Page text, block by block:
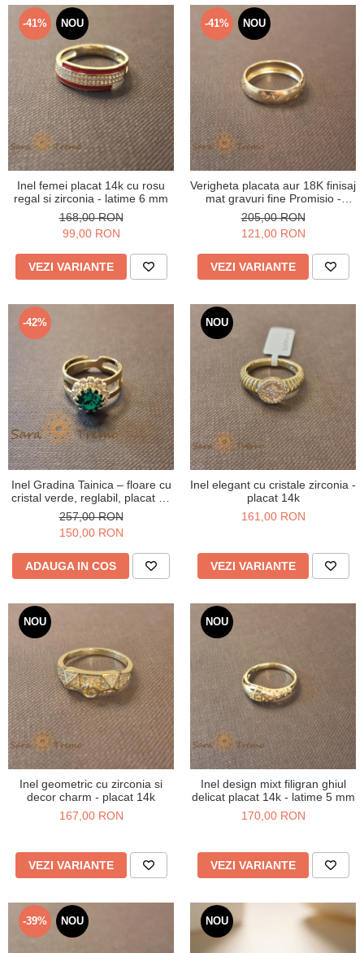
Bijuterii pentru barbati
Lanturi
Bratari
Talismane
Verighete
Bijuterii din argint placate cu aur
24K
-41% NOU
Inel femei placat 14k cu rosu
regal si zirconia - latime 6 mm
168,00 RON
99,00 RON
VEZI VARIANTE
-41% NOU
Verigheta placata aur 18K finisaj
mat gravuri fine Promisio -
latime 4 mm
205,00 RON
121,00 RON
VEZI VARIANTE
-42%
Inel Gradina Tainica – floare cu
cristal verde, reglabil, placat cu
aur 18K
257,00 RON
150,00 RON
ADAUGA IN COS
NOU
Inel elegant cu cristale zirconia -
placat 14k
161,00 RON
VEZI VARIANTE
NOU
Inel geometric cu zirconia si
decor charm - placat 14k
167,00 RON
VEZI VARIANTE
NOU
Inel design mixt filigran ghiul
delicat placat 14k - latime 5 mm
170,00 RON
VEZI VARIANTE
-39% NOU NOU